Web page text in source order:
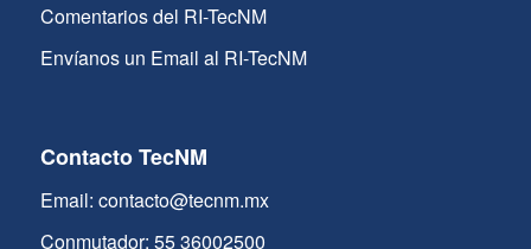
Comentarios del RI-TecNM
Envíanos un Email al RI-TecNM
Contacto TecNM
Email: contacto@tecnm.mx
Conmutador: 55 36002500